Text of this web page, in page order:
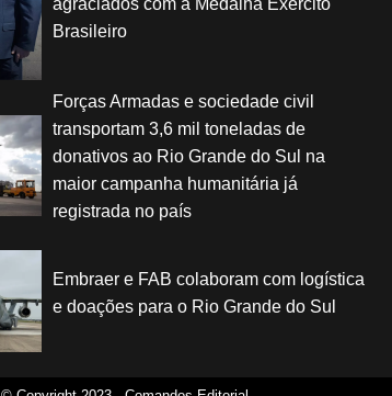
Brasileiro
Forças Armadas e sociedade civil
transportam 3,6 mil toneladas de
donativos ao Rio Grande do Sul na
maior campanha humanitária já
registrada no país
Embraer e FAB colaboram com logística
e doações para o Rio Grande do Sul